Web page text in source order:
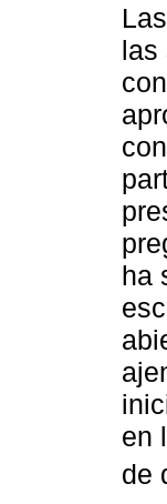
las
ha
en
de